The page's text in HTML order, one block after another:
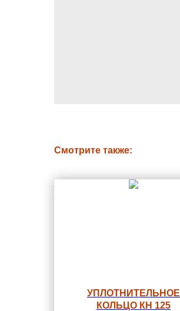
Смотрите также:
УПЛОТНИТЕЛЬНОЕ
КОЛЬЦО КН 125